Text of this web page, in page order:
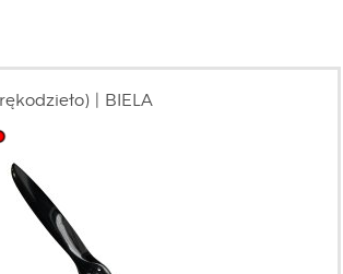
| BIELA